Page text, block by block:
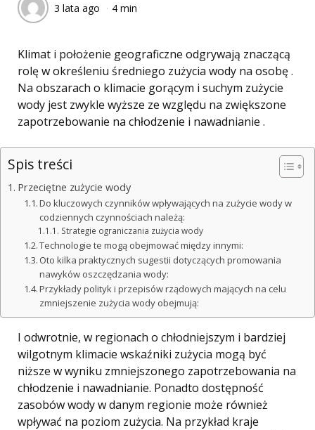
3 lata ago 4 min
Klimat i położenie geograficzne odgrywają znaczącą
rolę w określeniu średniego zużycia wody na osobę .
Na obszarach o klimacie gorącym i suchym zużycie
wody jest zwykle wyższe ze względu na zwiększone
zapotrzebowanie na chłodzenie i nawadnianie .
Spis treści
Przeciętne zużycie wody
Do kluczowych czynników wpływających na zużycie wody w
codziennych czynnościach należą:
Strategie ograniczania zużycia wody
Technologie te mogą obejmować między innymi:
Oto kilka praktycznych sugestii dotyczących promowania
nawyków oszczędzania wody:
Przykłady polityk i przepisów rządowych mających na celu
zmniejszenie zużycia wody obejmują:
I odwrotnie, w regionach o chłodniejszym i bardziej
wilgotnym klimacie wskaźniki zużycia mogą być
niższe w wyniku zmniejszonego zapotrzebowania na
chłodzenie i nawadnianie. Ponadto dostępność
zasobów wody w danym regionie może również
wpływać na poziom zużycia. Na przykład kraje